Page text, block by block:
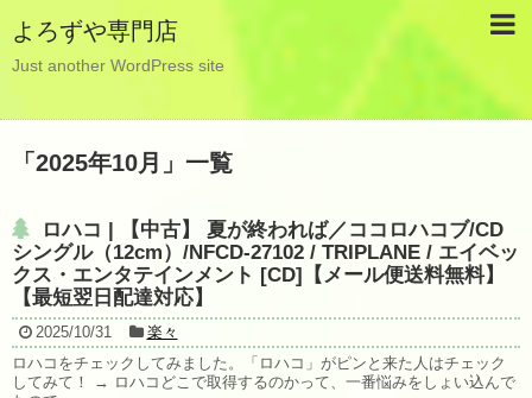
よろずや専門店
Just another WordPress site
「 2025年10月 」 一覧
ロハコ | 【中古】 夏が終われば／ココロハコブ/CD
シングル（12cm）/NFCD-27102 / TRIPLANE / エイベッ
クス・エンタテインメント [CD]【メール便送料無料】
【最短翌日配達対応】
2025/10/31
楽々
ロハコをチェックしてみました。「ロハコ」がピンと来た人はチェック
してみて！ → ロハコどこで取得するのかって、一番悩みをしょい込んで